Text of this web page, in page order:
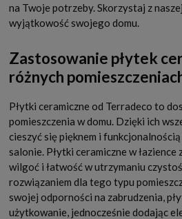
na Twoje potrzeby. Skorzystaj z
wyjątkowość swojego domu.
Zastosowanie płytek
różnych
Płytki ceramiczne od Terradeco to
pomieszczenia w domu. Dzięki ich
cieszyć się pięknem i funkcjonalnością
salonie. Płytki ceramiczne w
wilgoć i łatwość w utrzymaniu
rozwiązaniem dla tego typu
swojej odporności na zabrudzenia,
użytkowanie, jednocześnie dodając